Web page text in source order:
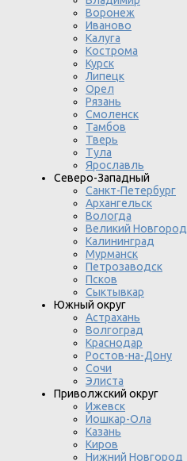
Воронеж
Иваново
Калуга
Кострома
Курск
Липецк
Орел
Рязань
Смоленск
Тамбов
Тверь
Тула
Ярославль
Северо-Западный
Санкт-Петербург
Архангельск
Вологда
Великий Новгород
Калининград
Мурманск
Петрозаводск
Псков
Сыктывкар
Южный округ
Астрахань
Волгоград
Краснодар
Ростов-на-Дону
Сочи
Элиста
Приволжский округ
Ижевск
Йошкар-Ола
Казань
Киров
Нижний Новгород